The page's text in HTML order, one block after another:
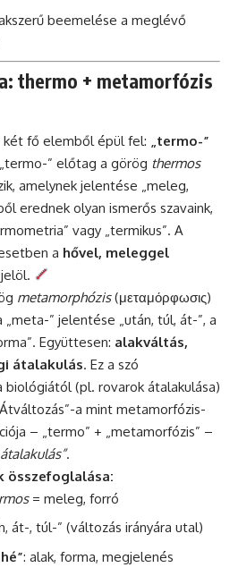
beemelése a meglévő
thermo + metamorfózis
két fő elemből épül fel:
„termo-”
” előtag a görög thermos
amelynek jelentése „meleg,
erednek olyan ismerős szavaink,
vagy „termikus”. A
a hővel, meleggel
metamorphózis(μεταμόρφωσις)
” jelentése „után, túl, át-”, a
Együttesen: alakváltás,
átalakulás. Ez a szó
(pl. rovarok átalakulása)
a mint metamorfózis-
– „termo” + „metamorfózis” –
.
összefoglalása:
= meleg, forró
át-, túl-” (változás irányára utal)
: alak, forma, megjelenés